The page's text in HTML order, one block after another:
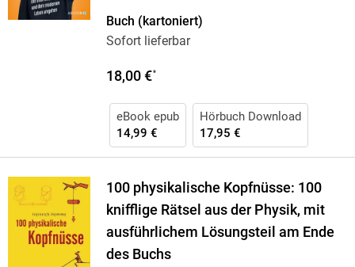
Buch (kartoniert)
Sofort lieferbar
18,00 €*
eBook epub
14,99 €
Hörbuch Download
17,95 €
100 physikalische Kopfnüsse: 100
knifflige Rätsel aus der Physik, mit
ausführlichem Lösungsteil am Ende
des Buchs